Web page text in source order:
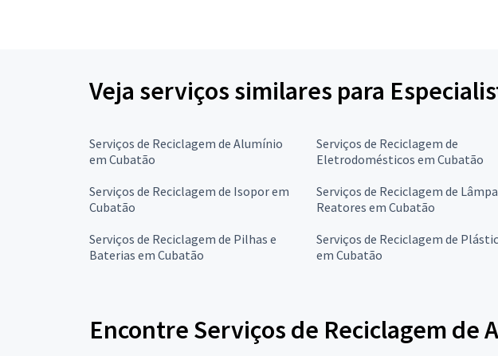
Veja serviços similares para
Serviços de Reciclagem de Alumínio
em Cubatão
Serviços de Reciclagem de
Eletrodomésticos em Cubatão
Serviços de Reciclagem de Isopor em
Cubatão
Serviços de Reciclagem de
Reatores em Cubatão
Serviços de Reciclagem de Pilhas e
Baterias em Cubatão
Serviços de Reciclagem de
em Cubatão
Encontre Serviços de Reciclagem de